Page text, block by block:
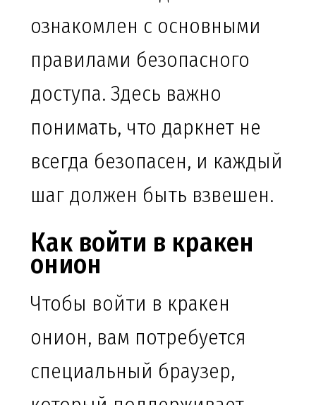
ознакомлен с основными
правилами безопасного
доступа. Здесь важно
понимать, что даркнет не
всегда безопасен, и каждый
шаг должен быть взвешен.
Как войти в кракен
онион
Чтобы войти в кракен
онион, вам потребуется
специальный браузер,